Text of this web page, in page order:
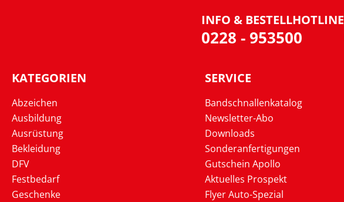
INFO & BESTELLHOTLINE
0228 - 953500
KATEGORIEN
Abzeichen
Ausbildung
Ausrüstung
Bekleidung
DFV
Festbedarf
Geschenke
SERVICE
Bandschnallenkatalog
Newsletter-Abo
Downloads
Sonderanfertigungen
Gutschein Apollo
Aktuelles Prospekt
Flyer Auto-Spezial